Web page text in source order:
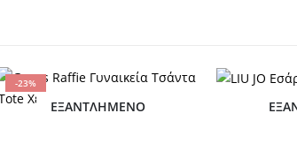
-23%
ΕΞΑΝΤΛΗΜΈΝΟ
Αυτό το προϊόν έχει πολλαπλές παραλλαγές. Οι επιλογές μπορούν να επιλεγούν στη σελίδα του προϊόντος
Αυτό το προϊόν έχει πολλαπλές παραλλαγές. Οι επιλογές μπορούν να επιλεγούν στη σελίδα του προϊόντος